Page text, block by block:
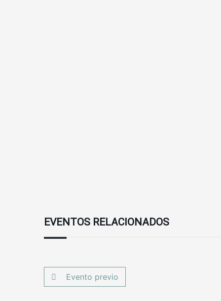
EVENTOS RELACIONADOS
Evento previo